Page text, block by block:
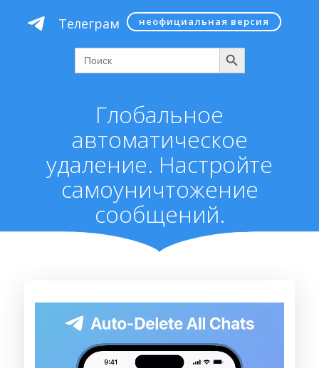
к
Телеграм неофициальная версия
Search
for:
Поиск
Глобальное
автоматическое
удаление. Настройте
самоуничтожение
сообщений.